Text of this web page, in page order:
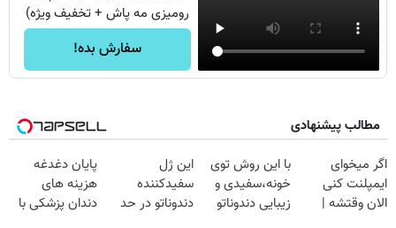
رومیزی مه پاش + تخفیف ویژه)
سفارش بده!
مطالب پیشنهادی
اگر میخوای
ایمپلنت کنی
الان وقتشه |
با این روش توی
خونه،سفیدی و
زیبایی دندوناتو
این ژل
سفیدکننده
دندوناتو در حد
پایان دغدغه
هزینه های
دندان پزشکی با